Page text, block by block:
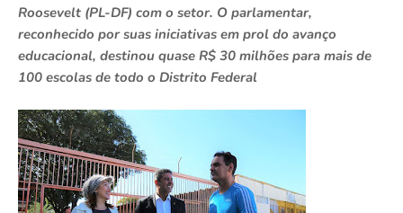
Roosevelt (PL-DF) com o setor. O parlamentar,
reconhecido por suas iniciativas em prol do avanço
educacional, destinou quase R$ 30 milhões para mais de
100 escolas de todo o Distrito Federal